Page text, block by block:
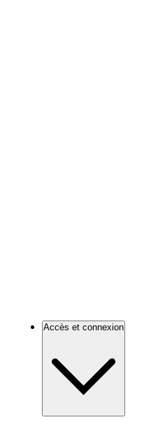
Accès et connexion